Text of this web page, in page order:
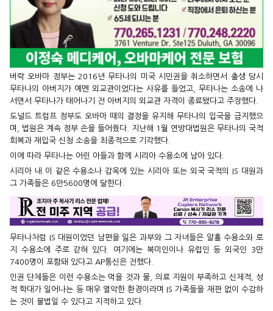
버락 오바마 정부는 2016년 무타나의 미국 시민권을 취소하면서 출생 당시
무타나의 아버지가 예멘 외교관이었다는 사유를 들었고, 무타나는 소송에 나
서면서 무타나가 태어나기 전 아버지의 외교관 자격이 종료됐다고 주장했다.
도널드 트럼프 정부도 오바마 때의 결정을 유지해 무타나의 입국을 금지했으
며, 법원은 계속 정부 손을 들어줬다. 지난해 1월 연방대법원은 무타나의 국적
회복과 재입국 신청 소송을 최종적으로 기각했다.
이에 따라 무타나는 어린 아들과 함께 시리아 수용소에 남아 있다.
시리아 내 이 같은 수용소나 감옥에 있는 시리아 또는 외국 국적의 IS 대원과
그 가족들은 6만5600명에 달한다.
무타나처럼 IS 대원이었던 남편을 잃은 과부와 그 자녀들은 알홀 수용소와 로
지 수용소에 주로 갇혀 있다. 여기에는 북미인이나 유럽인 등 외국인 3만
7400명이 포함돼 있다고 AP통신은 전했다.
인권 단체들은 이런 수용소는 먹을 것과 물, 의료 지원이 부족하고 신체적, 성
적 학대가 일어나는 등 매우 열악한 환경이라며 IS 가족들을 재판 없이 수감하
는 것이 불법일 수 있다고 지적하고 있다.